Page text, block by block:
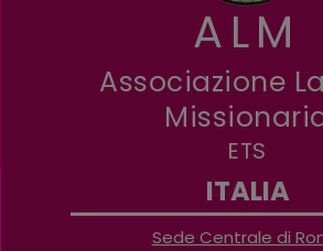
ALM
Associazione
ETS
ITALIA
Sede Centrale di